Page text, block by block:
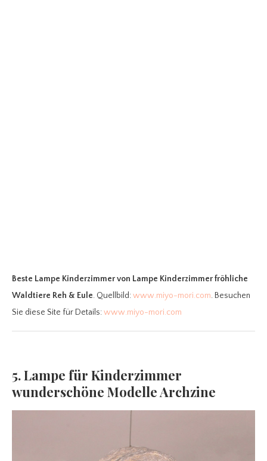
Beste Lampe Kinderzimmervon Lampe Kinderzimmer fröhliche
Waldtiere Reh & Eule. Quellbild:www.miyo-mori.com. Besuchen
Sie diese Site für Details:www.miyo-mori.com
5. Lampe für Kinderzimmer
wunderschöne Modelle Archzine